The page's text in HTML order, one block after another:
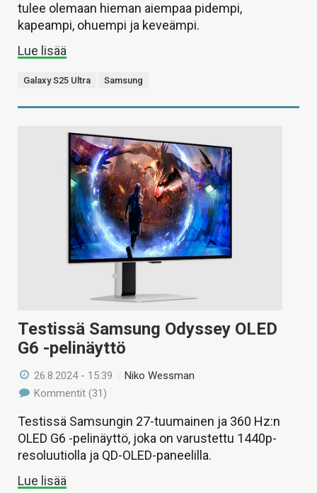
tulee olemaan hieman aiempaa pidempi,
kapeampi, ohuempi ja keveämpi.
Lue lisää
Galaxy S25 Ultra Samsung
Testissä Samsung Odyssey OLED
G6 -pelinäyttö
26.8.2024 - 15:39 /Niko Wessman
Kommentit (31)
Testissä Samsungin 27-tuumainen ja 360 Hz:n
OLED G6 -pelinäyttö, joka on varustettu 1440p-
resoluutiolla ja QD-OLED-paneelilla.
Lue lisää